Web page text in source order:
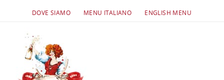
contenuto
DOVE SIAMO MENU ITALIANO ENGLISH MENU